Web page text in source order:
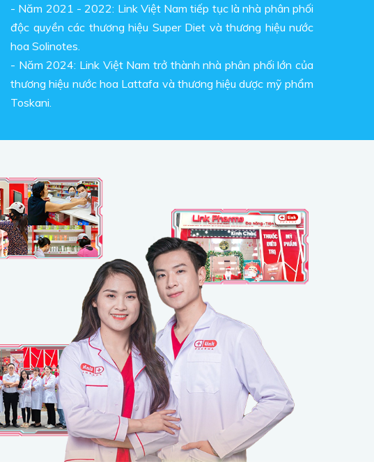
- Năm 2021 - 2022: Link Việt Nam tiếp tục là nhà phân phối
độc quyền các thương hiệu Super Diet và thương hiệu nước
hoa Solinotes.
- Năm 2024: Link Việt Nam trở thành nhà phân phối lớn của
thương hiệu nước hoa Lattafa và thương hiệu dược mỹ phẩm
Toskani.